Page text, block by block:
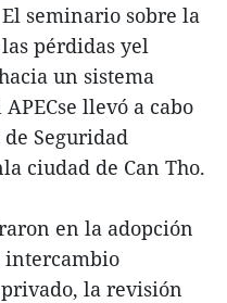
seminario sobre la
pérdidas yel
un sistema
llevó a cabo
Seguridad
ciudad de Can Tho.
en la adopción
intercambio
la revisión